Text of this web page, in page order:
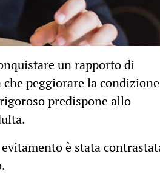
un rapporto di
peggiorare la
predispone allo
è stata